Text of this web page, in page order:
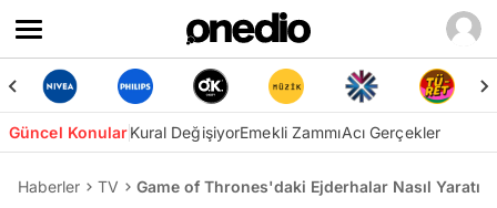
Güncel KonularKural DeğişiyorEmekli ZammıAcı Gerçekler
Haberler TV Game of Thrones'daki Ejderhalar Nasıl